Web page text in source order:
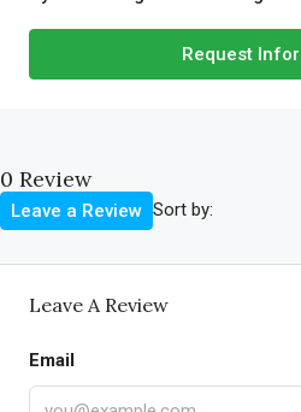
Request
0 Review
Sort by:
Leave a Review
Leave A Review
Email